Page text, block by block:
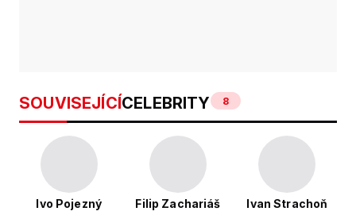
SOUVISEJÍCÍCELEBRITY 8
Ivo Pojezný Filip Zachariáš Ivan Strachoň